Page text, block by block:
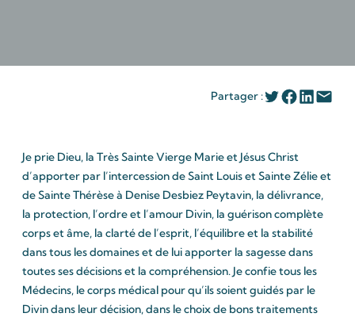
Partager :
Je prie Dieu, la Très Sainte Vierge Marie et Jésus Christ
d’apporter par l’intercession de Saint Louis et Sainte Zélie et
de Sainte Thérèse à Denise Desbiez Peytavin, la délivrance,
la protection, l’ordre et l’amour Divin, la guérison complète
corps et âme, la clarté de l’esprit, l’équilibre et la stabilité
dans tous les domaines et de lui apporter la sagesse dans
toutes ses décisions et la compréhension. Je confie tous les
Médecins, le corps médical pour qu’ils soient guidés par le
Divin dans leur décision, dans le choix de bons traitements